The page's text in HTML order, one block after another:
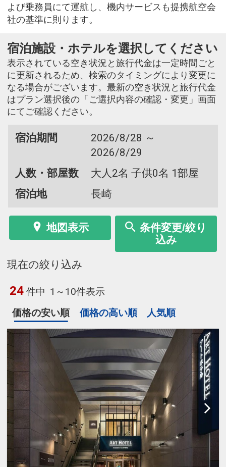
よび乗務員にて運航し、機内サービスも提携航空会
社の基準に則ります。
宿泊施設・ホテルを選択してください
表示されている空き状況と旅行代金は一定時間ごと
に更新されるため、検索のタイミングにより変更に
なる場合がございます。最新の空き状況と旅行代金
はプラン選択後の「ご選択内容の確認・変更」画面
にてご確認ください。
宿泊期間
2026/8/28 ～
2026/8/29
人数・部屋数
大人2名 子供0名 1部屋
宿泊地
長崎
地図表示
条件変更/絞り
込み
現在の絞り込み
24 件中 1～10件表示
価格の安い順
価格の高い順 人気順